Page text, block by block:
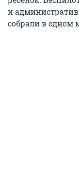
и
собрали в одном